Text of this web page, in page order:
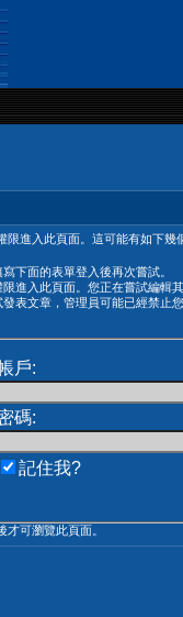
限進入此頁面。這可能有如下幾
下面的表單登入後再次嘗試。
進入此頁面。您正在嘗試編輯
表文章，管理員可能已經禁止
戶:
碼:
記住我?
才可瀏覽此頁面。